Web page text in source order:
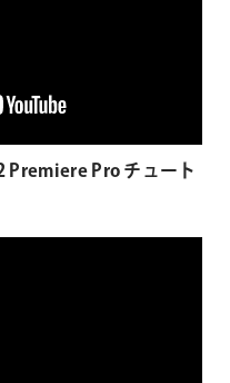
Pro チュート